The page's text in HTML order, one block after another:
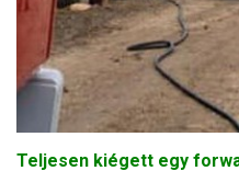
Teljesen kiégett egy